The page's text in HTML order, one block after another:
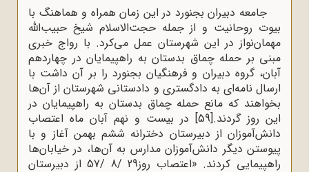
جامعه دبیران بجنورد در این زمان همراه و هماهنگ با
بیوت روحانیت و از جمله حجت‌الاسلام شیخ حبیب‌الله
مهمان‌نواز در این شهرستان عمل می‌کرد. با رواج خبری
مبنی بر حمله چماق بدستان به راهپیمایان در چهاردهم
آبان، گروه دبیران و فرهنگیان بجنورد را بر آن داشت با
ارسال نامه‌ای به دادگستری و دادستانی شهرستان از آن‌ها
بخواهند که مانع حمله چماق بدستان به راهپیمایان در
این روز گردند.[59]
در بیست و نهم آبان ماه اعتصاب
دانش‌آموزان از دبیرستان دخترانه ششم بهمن آغاز و با
پیوستن دیگر دانش‌آموزان مدارس به آن‌ها، در خیابان‌ها
راهپیمایی کردند. «اعتصاب روز29 /8 /57 از دبیرستان